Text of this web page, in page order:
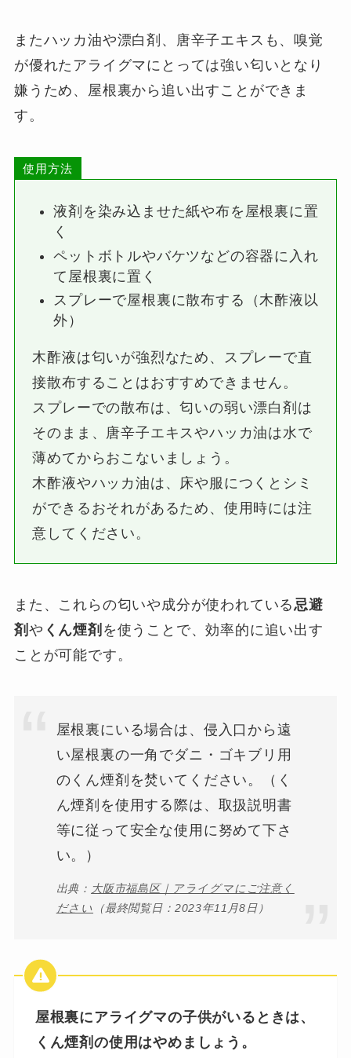
またハッカ油や漂白剤、唐辛子エキスも、嗅覚
が優れたアライグマにとっては強い匂いとなり
嫌うため、屋根裏から追い出すことができま
す。
使用方法
液剤を染み込ませた紙や布を屋根裏に置
く
ペットボトルやバケツなどの容器に入れ
て屋根裏に置く
スプレーで屋根裏に散布する（木酢液以
外）
木酢液は匂いが強烈なため、スプレーで直
接散布することはおすすめできません。
スプレーでの散布は、匂いの弱い漂白剤は
そのまま、唐辛子エキスやハッカ油は水で
薄めてからおこないましょう。
木酢液やハッカ油は、床や服につくとシミ
ができるおそれがあるため、使用時には注
意してください。
また、これらの匂いや成分が使われている忌避
剤 や くん煙剤 を使うことで、効率的に追い出す
ことが可能です。
屋根裏にいる場合は、侵入口から遠
い屋根裏の一角でダニ・ゴキブリ用
のくん煙剤を焚いてください。（く
ん煙剤を使用する際は、取扱説明書
等に従って安全な使用に努めて下さ
い。）
出典： 大阪市福島区｜アライグマにご注意く
ださい
（最終閲覧日：2023年11月8日）
屋根裏にアライグマの子供がいるときは、
くん煙剤の使用はやめましょう。